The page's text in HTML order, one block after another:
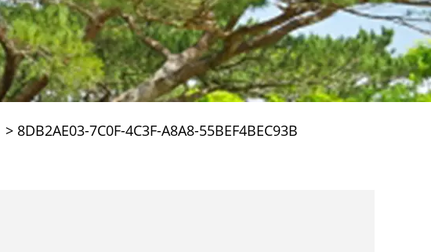
> 8DB2AE03-7C0F-4C3F-A8A8-55BEF4BEC93B